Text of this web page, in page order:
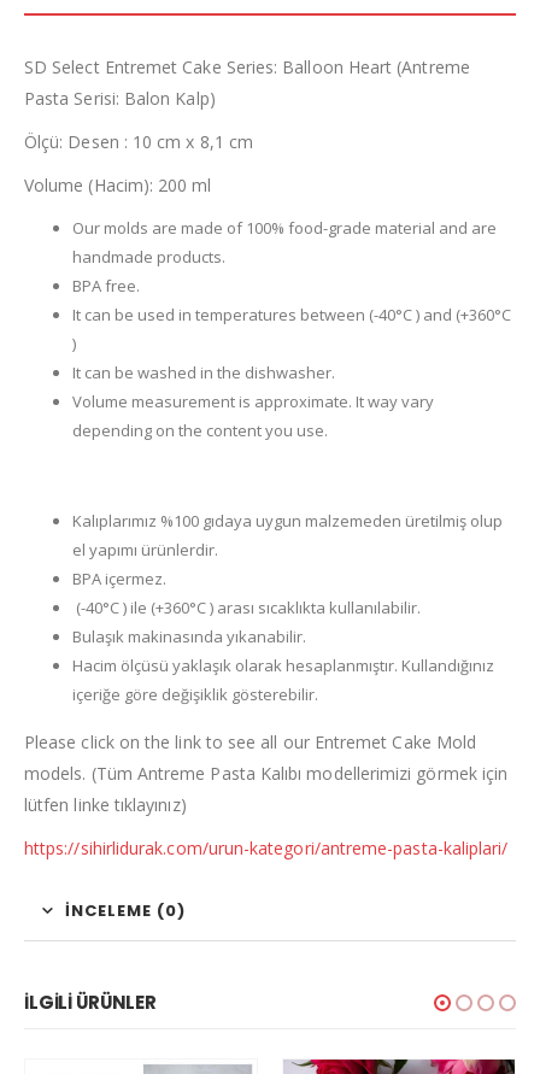
SD Select Entremet Cake Series: Balloon Heart (Antreme
Pasta Serisi: Balon Kalp)
Ölçü: Desen : 10 cm x 8,1 cm
Volume (Hacim): 200 ml
Our molds are made of 100% food-grade material and are
handmade products.
BPA free.
It can be used in temperatures between (-40°C ) and (+360°C
)
It can be washed in the dishwasher.
Volume measurement is approximate. It way vary
depending on the content you use.
Kalıplarımız %100 gıdaya uygun malzemeden üretilmiş olup
el yapımı ürünlerdir.
BPA içermez.
(-40°C ) ile (+360°C ) arası sıcaklıkta kullanılabilir.
Bulaşık makinasında yıkanabilir.
Hacim ölçüsü yaklaşık olarak hesaplanmıştır. Kullandığınız
içeriğe göre değişiklik gösterebilir.
Please click on the link to see all our Entremet Cake Mold
models. (Tüm Antreme Pasta Kalıbı modellerimizi görmek için
lütfen linke tıklayınız)
https://sihirlidurak.com/urun-kategori/antreme-pasta-kaliplari/
İNCELEME (0)
İLGILI ÜRÜNLER